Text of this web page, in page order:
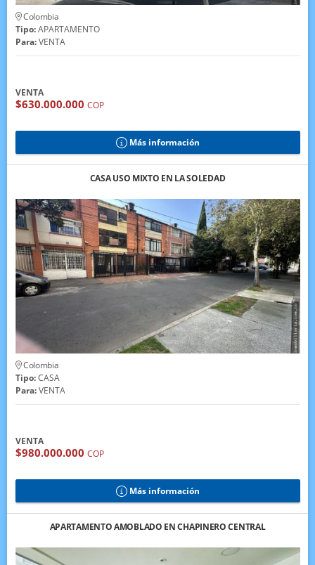
Colombia
Tipo:APARTAMENTO
Para:VENTA
VENTA
$630.000.000 COP
Más información
CASA USO MIXTO EN LA SOLEDAD
Colombia
Tipo:CASA
Para:VENTA
VENTA
$980.000.000 COP
Más información
APARTAMENTO AMOBLADO EN CHAPINERO CENTRAL